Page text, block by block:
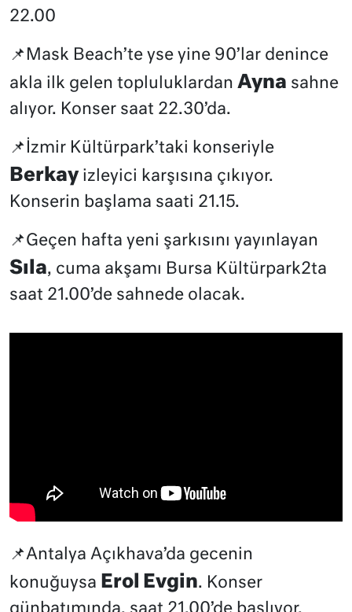
22.00
📌Mask Beach’te yse yine 90’lar denince
akla ilk gelen topluluklardan Ayna sahne
alıyor. Konser saat 22.30’da.
📌İzmir Kültürpark’taki konseriyle
Berkayizleyici karşısına çıkıyor.
Konserin başlama saati 21.15.
📌Geçen hafta yeni şarkısını yayınlayan
Sıla, cuma akşamı Bursa Kültürpark2ta
saat 21.00’de sahnede olacak.
📌Antalya Açıkhava’da gecenin
konuğuysa Erol Evgin. Konser